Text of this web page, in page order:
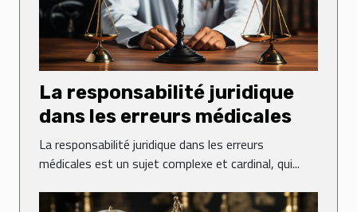
La responsabilité juridique
dans les erreurs médicales
La responsabilité juridique dans les erreurs
médicales est un sujet complexe et cardinal, qui...